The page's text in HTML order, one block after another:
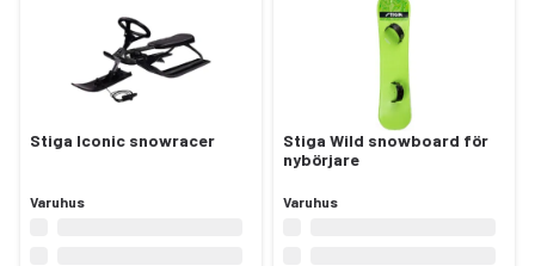
Stiga Iconic snowracer
Varuhus
Stiga Wild snowboard för
nybörjare
Varuhus